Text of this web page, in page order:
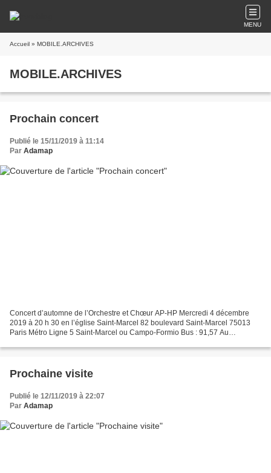
MENU
Accueil » MOBILE.ARCHIVES
MOBILE.ARCHIVES
Prochain concert
Publié le 15/11/2019 à 11:14
Par Adamap
Concert d’automne de l’Orchestre et Chœur AP-HP Mercredi 4 décembre
2019 à 20 h 30 en l’église Saint-Marcel 82 boulevard Saint-Marcel 75013
Paris Métro Ligne 5 Saint-Marcel ou Campo-Formio Bus : 91,57 Au
Prochaine visite
Publié le 12/11/2019 à 22:07
Par Adamap